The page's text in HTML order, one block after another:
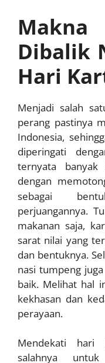
Dibalik
Hari
Menjadi salah
perang pastinya
Indonesia,
diperingati
ternyata banyak
dengan
sebagai
perjuangannya.
makanan saja,
sarat nilai yang
dan bentuknya.
nasi tumpeng
baik. Melihat hal
kekhasan dan
perayaan.
Mendekati
salahnya